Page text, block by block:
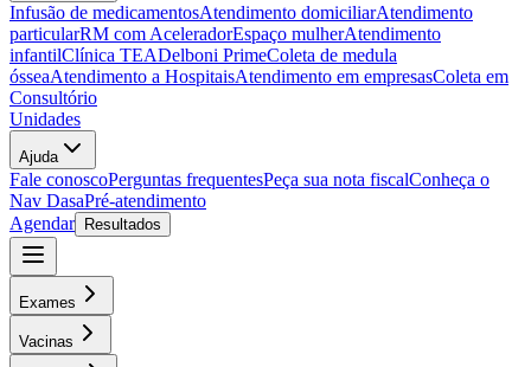
Infusão de medicamentosAtendimento domiciliarAtendimento
particularRM com AceleradorEspaço mulherAtendimento
infantilClínica TEADelboni PrimeColeta de medula
ósseaAtendimento a HospitaisAtendimento em empresasColeta em
Consultório
Unidades
Ajuda
Fale conoscoPerguntas frequentesPeça sua nota fiscalConheça o
Nav DasaPré-atendimento
Agendar
Resultados
Exames
Vacinas